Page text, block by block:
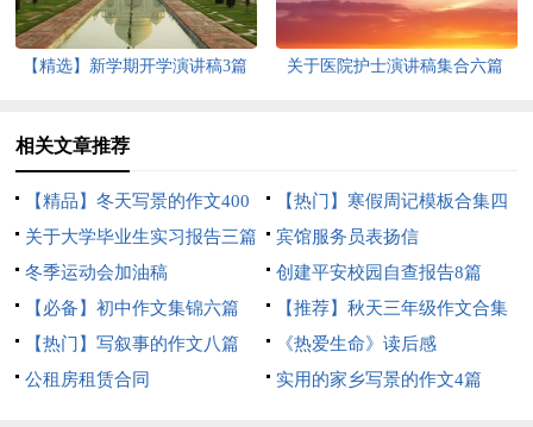
【精选】新学期开学演讲稿3篇 关于医院护士演讲稿集合六篇
相关文章推荐
【精品】冬天写景的作文400
字三篇
【热门】寒假周记模板合集四
篇
关于大学毕业生实习报告三篇
宾馆服务员表扬信
冬季运动会加油稿
创建平安校园自查报告8篇
【必备】初中作文集锦六篇
【推荐】秋天三年级作文合集
5篇
【热门】写叙事的作文八篇
《热爱生命》读后感
公租房租赁合同
实用的家乡写景的作文4篇